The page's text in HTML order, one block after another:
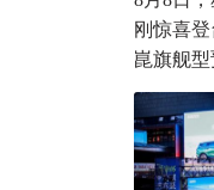
刚惊喜
崑旗舰型